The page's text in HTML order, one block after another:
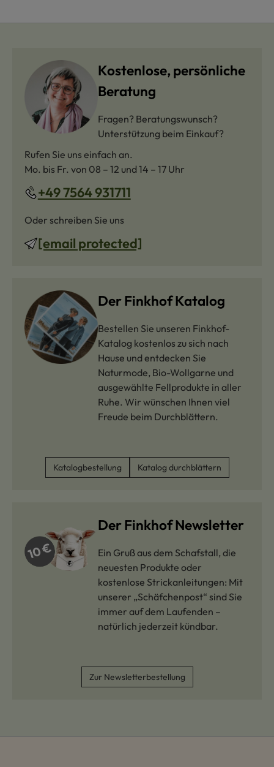
Kostenlose, persönliche
Beratung
Fragen? Beratungswunsch?
Unterstützung beim Einkauf?
Rufen Sie uns einfach an.
Mo. bis Fr. von 08 – 12 und 14 – 17 Uhr
+49 7564 931711
Oder schreiben Sie uns
[email protected]
Der Finkhof Katalog
Bestellen Sie unseren Finkhof-
Katalog kostenlos zu sich nach
Hause und entdecken Sie
Naturmode, Bio-Wollgarne und
ausgewählte Fellprodukte in aller
Ruhe. Wir wünschen Ihnen viel
Freude beim Durchblättern.
Katalogbestellung Katalog durchblättern
Der Finkhof Newsletter
Ein Gruß aus dem Schafstall, die
neuesten Produkte oder
kostenlose Strickanleitungen: Mit
unserer „Schäfchenpost“ sind Sie
immer auf dem Laufenden –
natürlich jederzeit kündbar.
Zur Newsletterbestellung